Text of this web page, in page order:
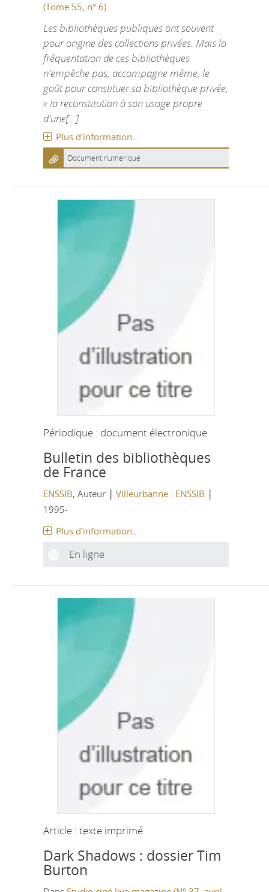
(Tome 55, n° 6)
Les bibliothèques publiques ont souvent
pour origine des collections privées. Mais la
fréquentation de ces bibliothèques
n'empêche pas, accompagne même, le
goût pour constituer sa bibliothèque privée,
« la reconstitution à son usage propre
d'une[...]
Plus d'information...
Document numérique
Périodique : document électronique
Bulletin des bibliothèques
de France
ENSSIB, Auteur | Villeurbanne : ENSSIB |
1995-
Plus d'information...
En ligne
Article : texte imprimé
Dark Shadows : dossier Tim
Burton